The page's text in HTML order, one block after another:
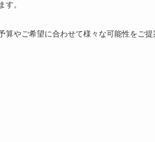
す。
やご希望に合わせて様々な可能性をご